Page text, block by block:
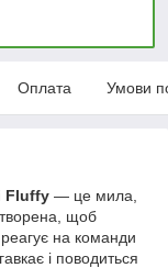
Оплата Умови
Fluffy — це мила,
щоб
реагує на команди
і поводиться